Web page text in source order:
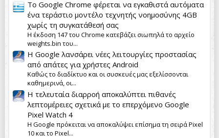
Το Google Chrome φέρεται να εγκαθιστά αυτόματα
ένα τεράστιο μοντέλο τεχνητής νοημοσύνης 4GB
χωρίς τη συγκατάθεσή σας
Η έκδοση 147 του Chrome κατεβάζει σιωπηλά το αρχείο
weights.bin του...
Η Google λανσάρει νέες λειτουργίες προστασίας
από απάτες για χρήστες Android
Καθώς το διαδίκτυο και οι συσκευές μας εξελίσσονται
καθημερινά, οι...
Η τελευταία διαρροή αποκαλύπτει πιθανές
λεπτομέρειες σχετικά με το επερχόμενο Google
Pixel Watch 4
Η Google πρόκειται να αποκαλύψει επίσημα τη σειρά Pixel
10 και το Pixel...